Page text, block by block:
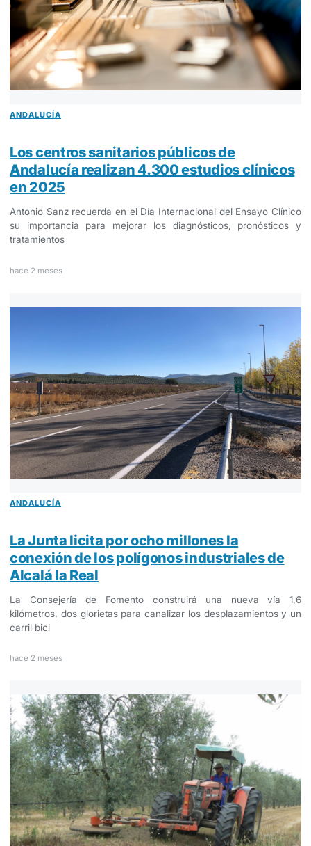
ANDALUCÍA
Los centros sanitarios públicos de
Andalucía realizan 4.300 estudios clínicos
en 2025
Antonio Sanz recuerda en el Día Internacional del Ensayo Clínico
su importancia para mejorar los diagnósticos, pronósticos y
tratamientos
hace 2 meses
ANDALUCÍA
La Junta licita por ocho millones la
conexión de los polígonos industriales de
Alcalá la Real
La Consejería de Fomento construirá una nueva vía 1,6
kilómetros, dos glorietas para canalizar los desplazamientos y un
carril bici
hace 2 meses